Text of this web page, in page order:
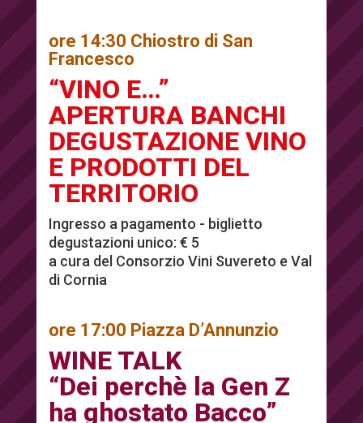
ore 14:30 Chiostro di San
Francesco
“VINO E…”
APERTURA BANCHI
DEGUSTAZIONE VINO
E PRODOTTI DEL
TERRITORIO
Ingresso a pagamento - biglietto
degustazioni unico: € 5
a cura del Consorzio Vini Suvereto e Val
di Cornia
ore 17:00 Piazza D’Annunzio
WINE TALK
“Dei perchè la Gen Z
ha ghostato Bacco”